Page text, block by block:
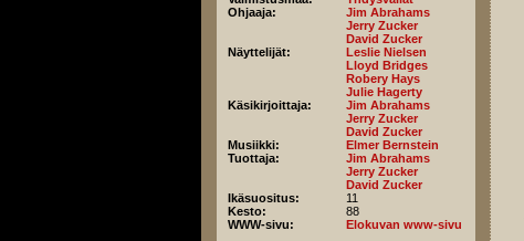
Ohjaaja:
Jim Abrahams
Jerry Zucker
David Zucker
Näyttelijät:
Leslie Nielsen
Lloyd Bridges
Robery Hays
Julie Hagerty
Käsikirjoittaja:
Jim Abrahams
Jerry Zucker
David Zucker
Musiikki:
Elmer Bernstein
Tuottaja:
Jim Abrahams
Jerry Zucker
David Zucker
Ikäsuositus:
11
Kesto:
88
WWW-sivu:
Elokuvan www-sivu